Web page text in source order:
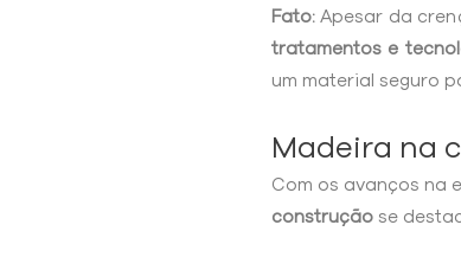
Fato:Apesar da
tratamentos e
um material seguro
Madeira na
Com os avanços na
construçãose